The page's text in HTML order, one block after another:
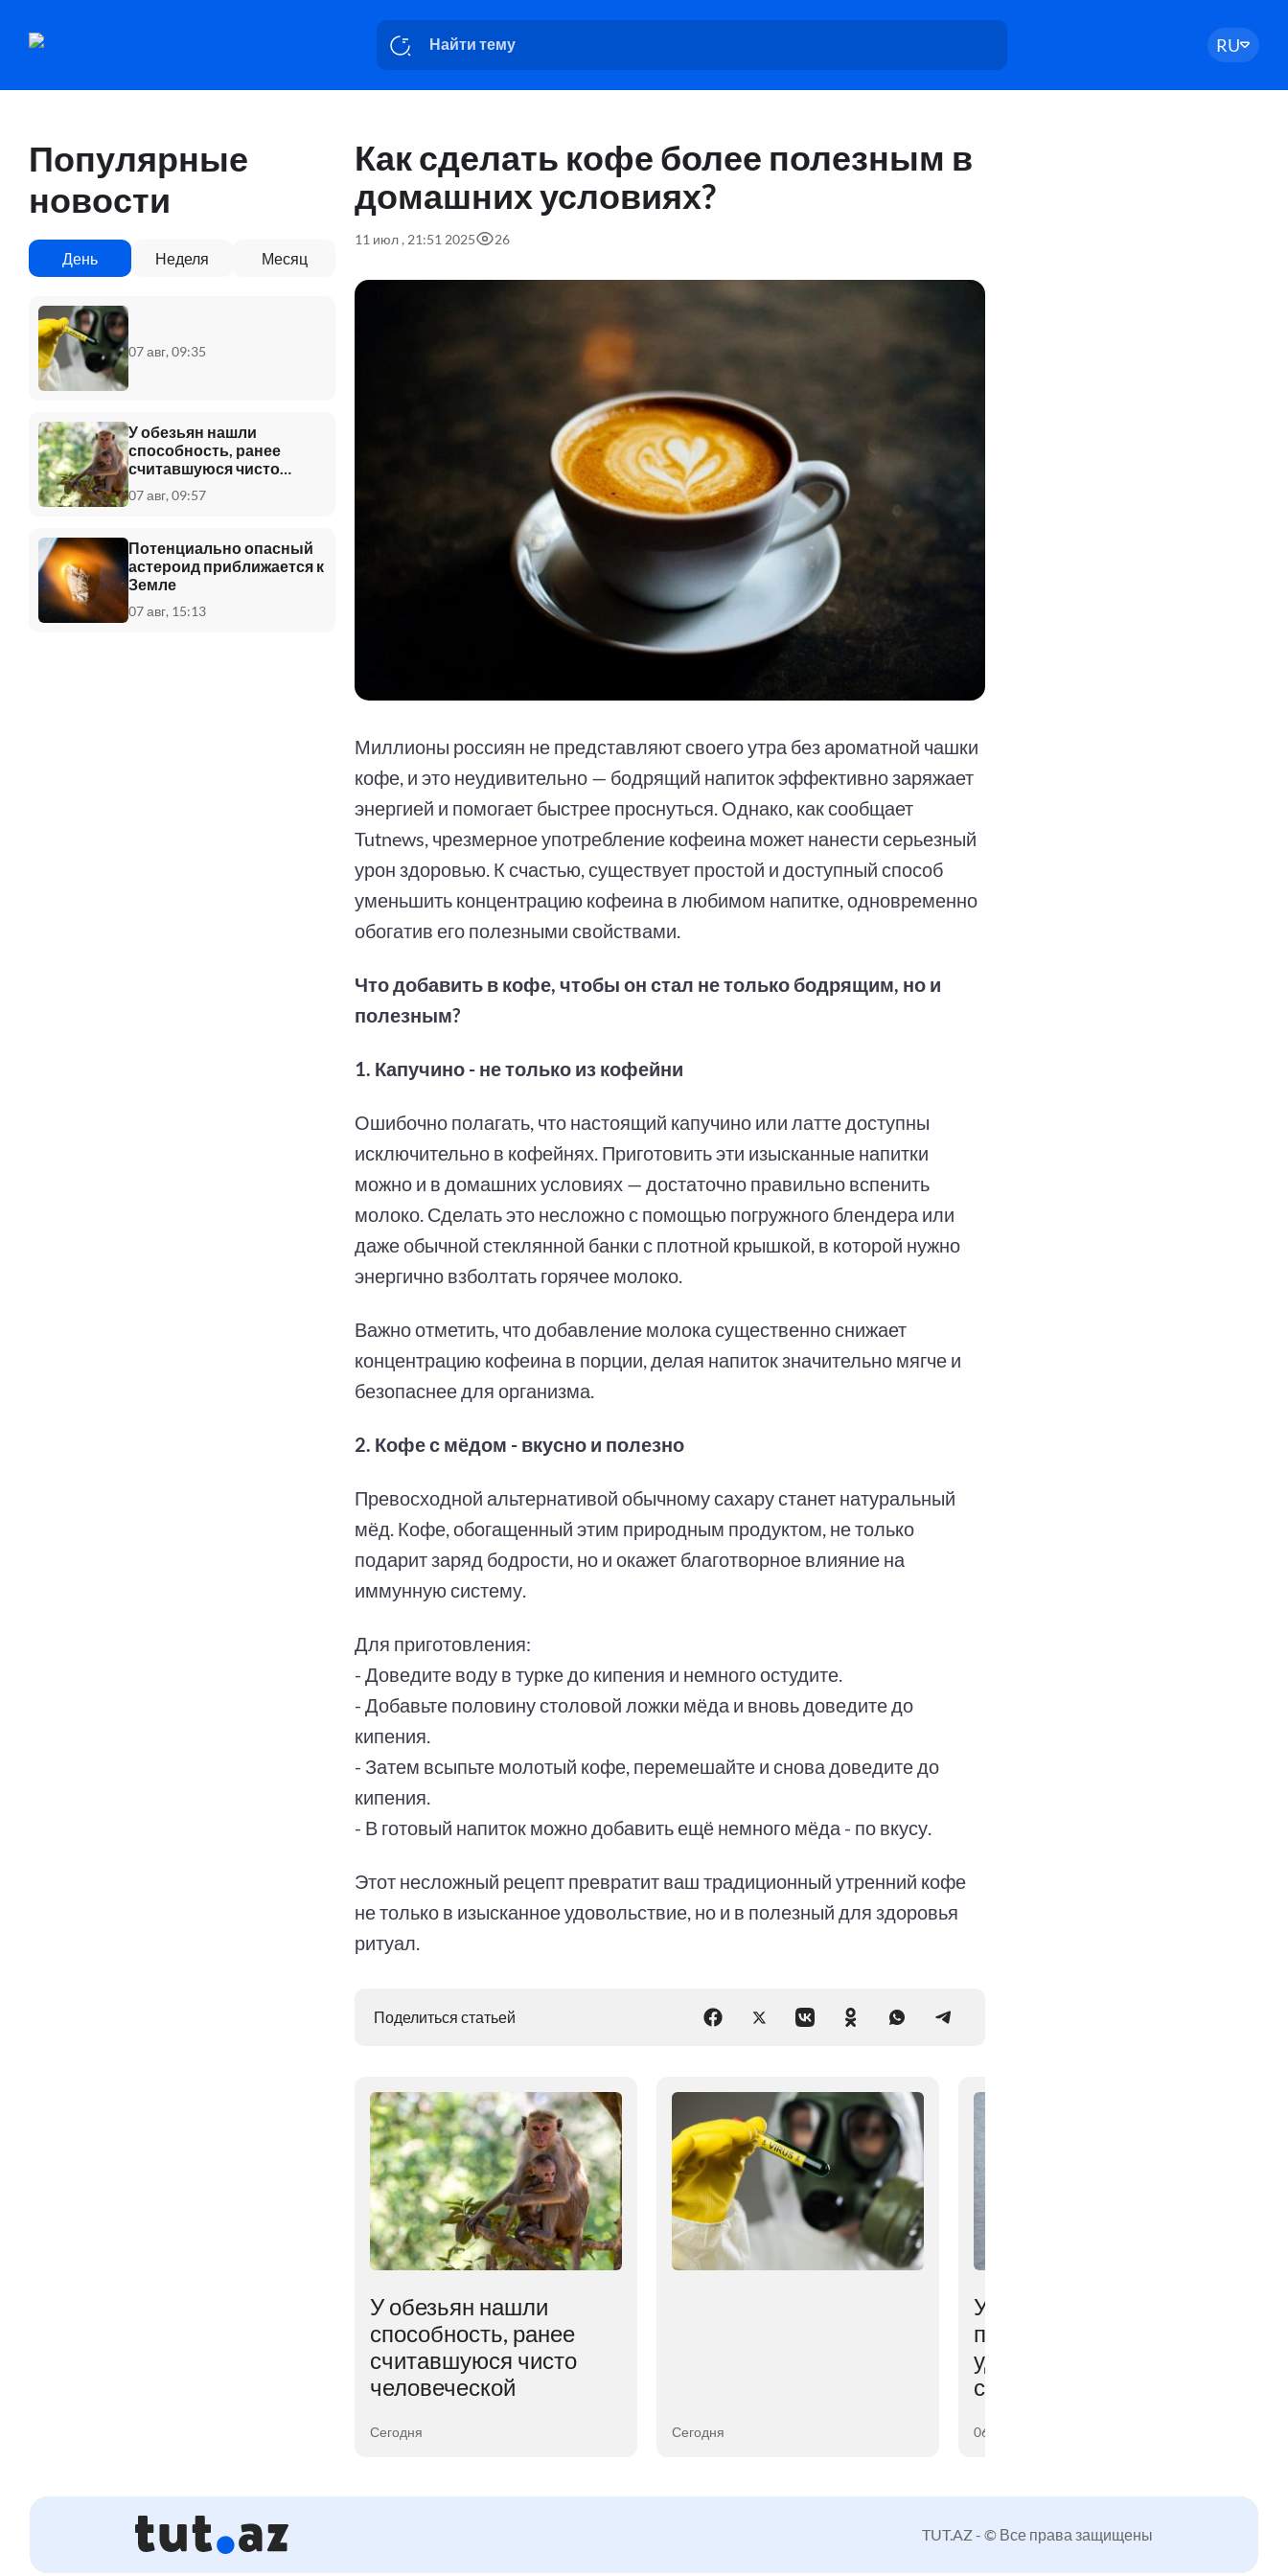
RU
Популярные
новости
День Неделя Месяц
07 авг, 09:35
У обезьян нашли
способность, ранее
считавшуюся чисто
человеческой
07 авг, 09:57
Потенциально опасный
астероид приближается к
Земле
07 авг, 15:13
Как сделать кофе более полезным в
домашних условиях?
11 июл , 21:51 2025 26
Миллионы россиян не представляют своего утра без ароматной чашки
кофе, и это неудивительно — бодрящий напиток эффективно заряжает
энергией и помогает быстрее проснуться. Однако, как сообщает
Tutnews, чрезмерное употребление кофеина может нанести серьезный
урон здоровью. К счастью, существует простой и доступный способ
уменьшить концентрацию кофеина в любимом напитке, одновременно
обогатив его полезными свойствами.
Что добавить в кофе, чтобы он стал не только бодрящим, но и
полезным?
1. Капучино - не только из кофейни
Ошибочно полагать, что настоящий капучино или латте доступны
исключительно в кофейнях. Приготовить эти изысканные напитки
можно и в домашних условиях — достаточно правильно вспенить
молоко. Сделать это несложно с помощью погружного блендера или
даже обычной стеклянной банки с плотной крышкой, в которой нужно
энергично взболтать горячее молоко.
Важно отметить, что добавление молока существенно снижает
концентрацию кофеина в порции, делая напиток значительно мягче и
безопаснее для организма.
2. Кофе с мёдом - вкусно и полезно
Превосходной альтернативой обычному сахару станет натуральный
мёд. Кофе, обогащенный этим природным продуктом, не только
подарит заряд бодрости, но и окажет благотворное влияние на
иммунную систему.
Для приготовления:
- Доведите воду в турке до кипения и немного остудите.
- Добавьте половину столовой ложки мёда и вновь доведите до
кипения.
- Затем всыпьте молотый кофе, перемешайте и снова доведите до
кипения.
- В готовый напиток можно добавить ещё немного мёда - по вкусу.
Этот несложный рецепт превратит ваш традиционный утренний кофе
не только в изысканное удовольствие, но и в полезный для здоровья
ритуал.
Поделиться статьей
У обезьян нашли
способность, ранее
считавшуюся чисто
человеческой
Сегодня Сегодня
Ученые выяснили,
почему мозг мешает
удерживать
сброшенный вес
06 августа 2026
TUT.AZ - © Все права защищены